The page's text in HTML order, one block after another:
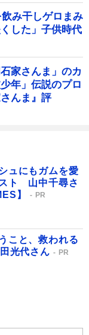
み干しゲロまみ
した」子供時代
家さんま」のカ
年」伝説のプロ
んま』評
ュにもガムを愛
ト 山中千尋さ
】
PR
こと、救われる
光代さん
PR